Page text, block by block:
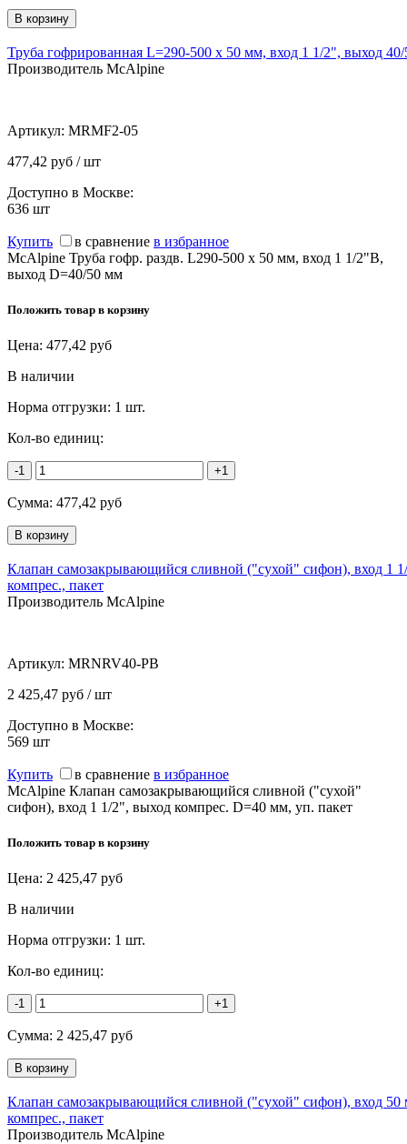
Труба гофрированная L=290-500 х 50 мм, вход 1 1/2", выход
Производитель McAlpine
Артикул: MRMF2-05
477,42 руб / шт
Доступно в Москве:
636 шт
Купить в сравнение в избранное
McAlpine Труба гофр. раздв. L290-500 х 50 мм, вход 1 1/2"В,
выход D=40/50 мм
Положить товар в корзину
Цена: 477,42 руб
В наличии
Норма отгрузки: 1 шт.
Кол-во единиц:
-1 +1
Сумма: 477,42 руб
Клапан самозакрывающийся сливной ("сухой" сифон), вход 1
компрес., пакет
Производитель McAlpine
Артикул: MRNRV40-PB
2 425,47 руб / шт
Доступно в Москве:
569 шт
Купить в сравнение в избранное
McAlpine Клапан самозакрывающийся сливной ("сухой"
сифон), вход 1 1/2", выход компрес. D=40 мм, уп. пакет
Положить товар в корзину
Цена: 2 425,47 руб
В наличии
Норма отгрузки: 1 шт.
Кол-во единиц:
-1 +1
Сумма: 2 425,47 руб
Клапан самозакрывающийся сливной ("сухой" сифон), вход
компрес., пакет
Производитель McAlpine